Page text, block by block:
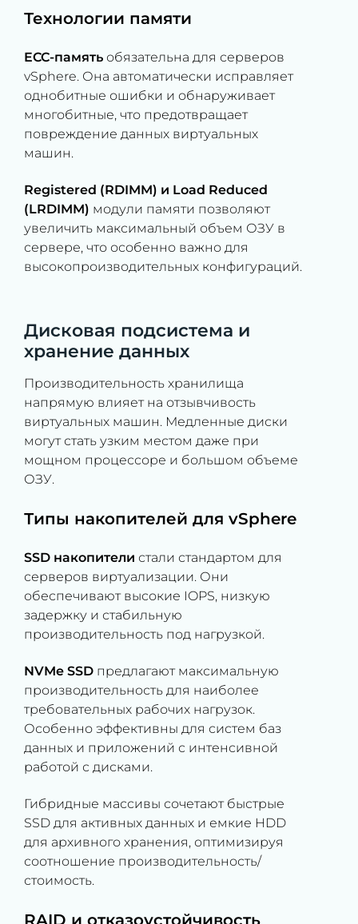
Технологии памяти
ECC-память обязательна для серверов
vSphere. Она автоматически исправляет
однобитные ошибки и обнаруживает
многобитные, что предотвращает
повреждение данных виртуальных
машин.
Registered (RDIMM) и Load Reduced
(LRDIMM) модули памяти позволяют
увеличить максимальный объем ОЗУ в
сервере, что особенно важно для
высокопроизводительных конфигураций.
Дисковая подсистема и
хранение данных
Производительность хранилища
напрямую влияет на отзывчивость
виртуальных машин. Медленные диски
могут стать узким местом даже при
мощном процессоре и большом объеме
ОЗУ.
Типы накопителей для vSphere
SSD накопители стали стандартом для
серверов виртуализации. Они
обеспечивают высокие IOPS, низкую
задержку и стабильную
производительность под нагрузкой.
NVMe SSD предлагают максимальную
производительность для наиболее
требовательных рабочих нагрузок.
Особенно эффективны для систем баз
данных и приложений с интенсивной
работой с дисками.
Гибридные массивы сочетают быстрые
SSD для активных данных и емкие HDD
для архивного хранения, оптимизируя
соотношение производительность/
стоимость.
RAID и отказоустойчивость